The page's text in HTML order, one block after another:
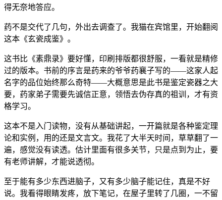
得无奈地答应。
药不是交代了几句，外出去调查了。我猫在宾馆里，开始翻阅
这本《玄瓷成鉴》。
这书比《素鼎录》要好懂，印刷排版都很舒服，一看就是精修
过的版本。书前的序言是药来的爷爷药襄子写的——这家人起
名字的品位始终那么奇特——大概意思是此书是鉴定瓷器之大
要，药家弟子需要先诚信正意，领悟去伪存真的祖训，才有资
格学习。
这本不是入门读物，没有从基础讲起，一开篇就是各种鉴定理
论和实例，用的还是文言文。我花了大半天时间，草草翻了一
遍，感觉没有读透。估计里面有很多关节，只是点到为止，要
有老师讲解，才能说透彻。
至于能有多少东西进脑子，又有多少脑子能记住，真是不好
说。我看得眼睛发疼，放下笔记，在屋子里转了几圈，一不留